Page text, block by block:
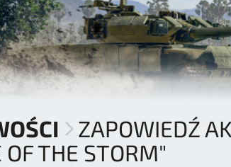
ZAPOWIEDŹ
OF THE STORM"